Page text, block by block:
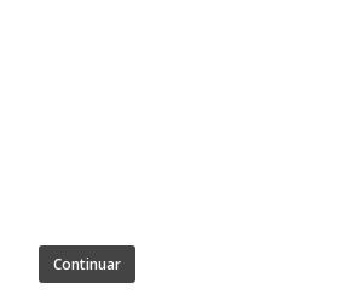
Continuar